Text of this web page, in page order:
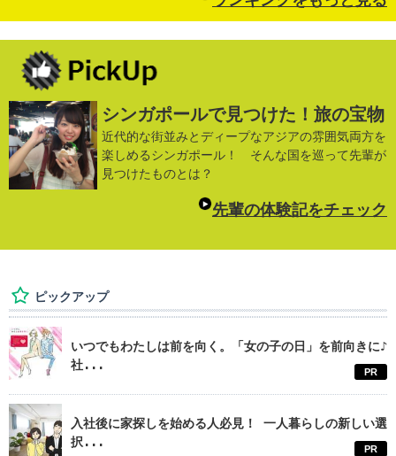
シンガポールで見つけた！旅の宝物
近代的な街並みとディープなアジアの雰囲気両方を
楽しめるシンガポール！ そんな国を巡って先輩が
見つけたものとは？
先輩の体験記をチェック
ピックアップ
いつでもわたしは前を向く。「女の子の日」を前向きに♪
社...
PR
入社後に家探しを始める人必見！ 一人暮らしの新しい選
択...
PR